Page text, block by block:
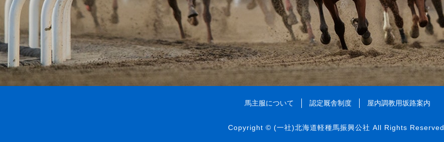
馬主服について 認定厩舎制度 屋内調教用坂路案内
Copyright © (一社)北海道軽種馬振興公社 All Rights Reserved.